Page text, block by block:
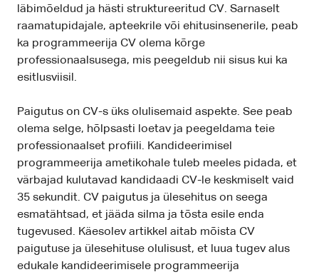
läbimõeldud ja hästi struktureeritud CV. Sarnaselt
raamatupidajale, apteekrile või ehitusinsenerile, peab
ka programmeerija CV olema kõrge
professionaalsusega, mis peegeldub nii sisus kui ka
esitlusviisil.
Paigutus on CV-s üks olulisemaid aspekte. See peab
olema selge, hõlpsasti loetav ja peegeldama teie
professionaalset profiili. Kandideerimisel
programmeerija ametikohale tuleb meeles pidada, et
värbajad kulutavad kandidaadi CV-le keskmiselt vaid
35 sekundit. CV paigutus ja ülesehitus on seega
esmatähtsad, et jääda silma ja tõsta esile enda
tugevused. Käesolev artikkel aitab mõista CV
paigutuse ja ülesehituse olulisust, et luua tugev alus
edukale kandideerimisele programmeerija